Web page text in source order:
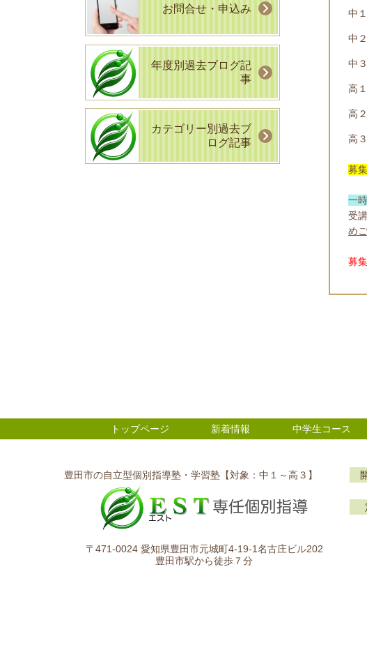
中
中
中
高
高
高
募
一
受
め
募
お問合せ・申込み
年度別過去ブログ記
事
カテゴリー別過去ブ
ログ記事
トップページ 新着情報 中学生コース
豊田市の自立型個別指導塾・学習塾【対象：中１～高３】
〒471-0024 愛知県豊田市元城町4-19-1名古庄ビル202
豊田市駅から徒歩７分